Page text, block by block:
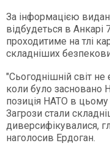
За інформацією
відбудеться в Анкарі
проходитиме на тлі
складніших
"Сьогоднішній світ
коли було засновано
позиція НАТО в цьому
Загрози стали
диверсифікувалися,
наголосив Ердоган.